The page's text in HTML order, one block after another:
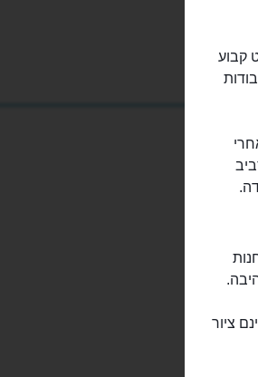
קבוע
ציור